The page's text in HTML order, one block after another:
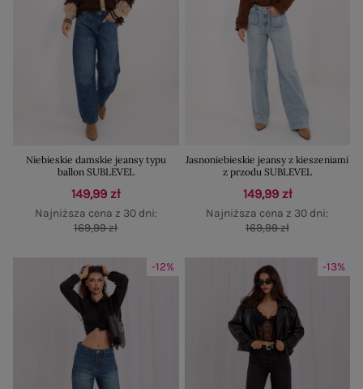
Niebieskie damskie jeansy typu
ballon SUBLEVEL
149,99 zł
Najniższa cena z 30 dni:
169,99 zł
Jasnoniebieskie jeansy z kieszeniami
z przodu SUBLEVEL
149,99 zł
Najniższa cena z 30 dni:
169,99 zł
-12% -13%